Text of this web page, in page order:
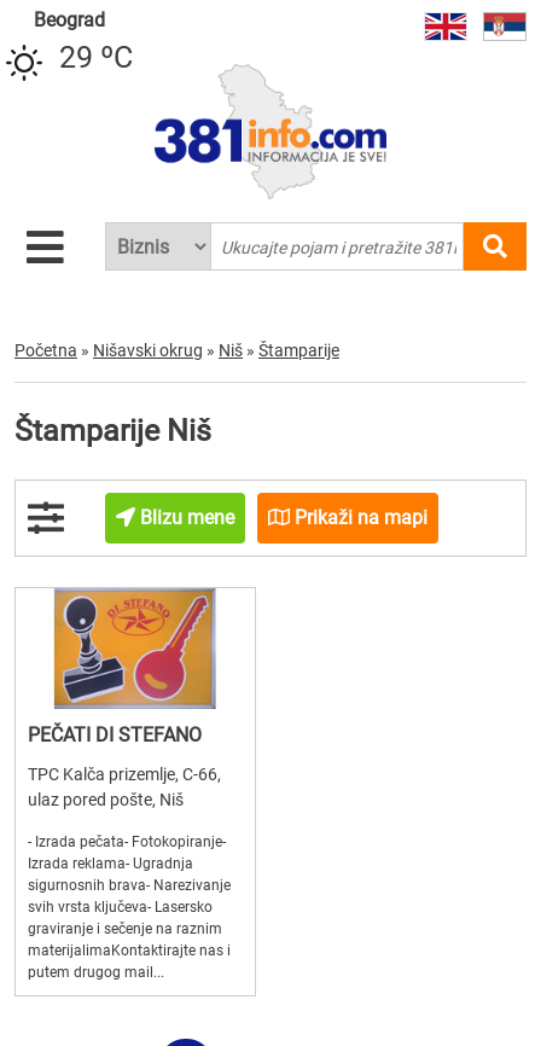
Beograd
29 ºC
Početna » Nišavski okrug » Niš » Štamparije
Štamparije Niš
Blizu mene Prikaži na mapi
PEČATI DI STEFANO
TPC Kalča prizemlje, C-66,
ulaz pored pošte, Niš
- Izrada pečata- Fotokopiranje-
Izrada reklama- Ugradnja
sigurnosnih brava- Narezivanje
svih vrsta ključeva- Lasersko
graviranje i sečenje na raznim
materijalimaKontaktirajte nas i
putem drugog mail...